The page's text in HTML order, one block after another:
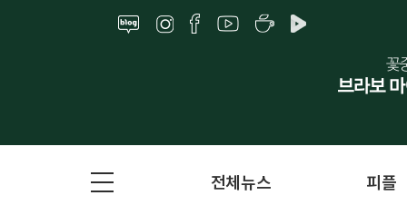
전체뉴스 피플